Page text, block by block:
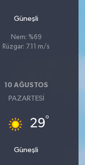
Güneşli
Nem: %69
Rüzgar: 7.11 m/s
10 AĞUSTOS
PAZARTESI
29°
Güneşli